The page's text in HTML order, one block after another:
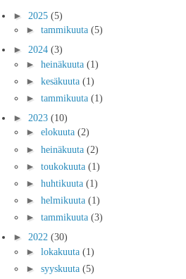
► 2025 (5)
► tammikuuta (5)
► 2024 (3)
► heinäkuuta (1)
► kesäkuuta (1)
► tammikuuta (1)
► 2023 (10)
► elokuuta (2)
► heinäkuuta (2)
► toukokuuta (1)
► huhtikuuta (1)
► helmikuuta (1)
► tammikuuta (3)
► 2022 (30)
► lokakuuta (1)
► syyskuuta (5)